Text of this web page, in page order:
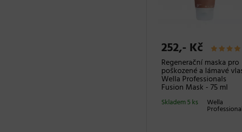
252,- Kč
Regenerační maska pro
poškozené a lámavé
Wella Professionals
Fusion Mask - 75 ml
Wella
Skladem 5 ks